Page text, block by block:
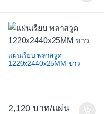
แผ่นเรียบ พลาสวูด
1220x2440x25MM ขาว
2,120 /แผ่น